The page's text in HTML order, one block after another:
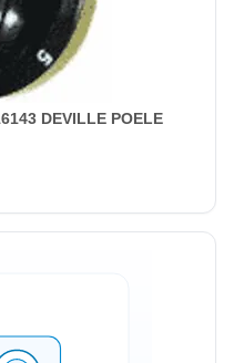
DEVILLE POELE